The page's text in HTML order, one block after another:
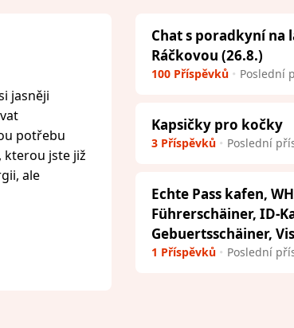
jasněji
potřebu
kterou jste již
ale
Chat s poradkyní na
Ráčkovou (26.8.)
100 Příspěvků Poslední
Kapsičky pro kočky
3 Příspěvků Poslední
Echte Pass kafen,
Führerschäiner, ID-
Gebuertsschäiner,
1 Příspěvků Poslední